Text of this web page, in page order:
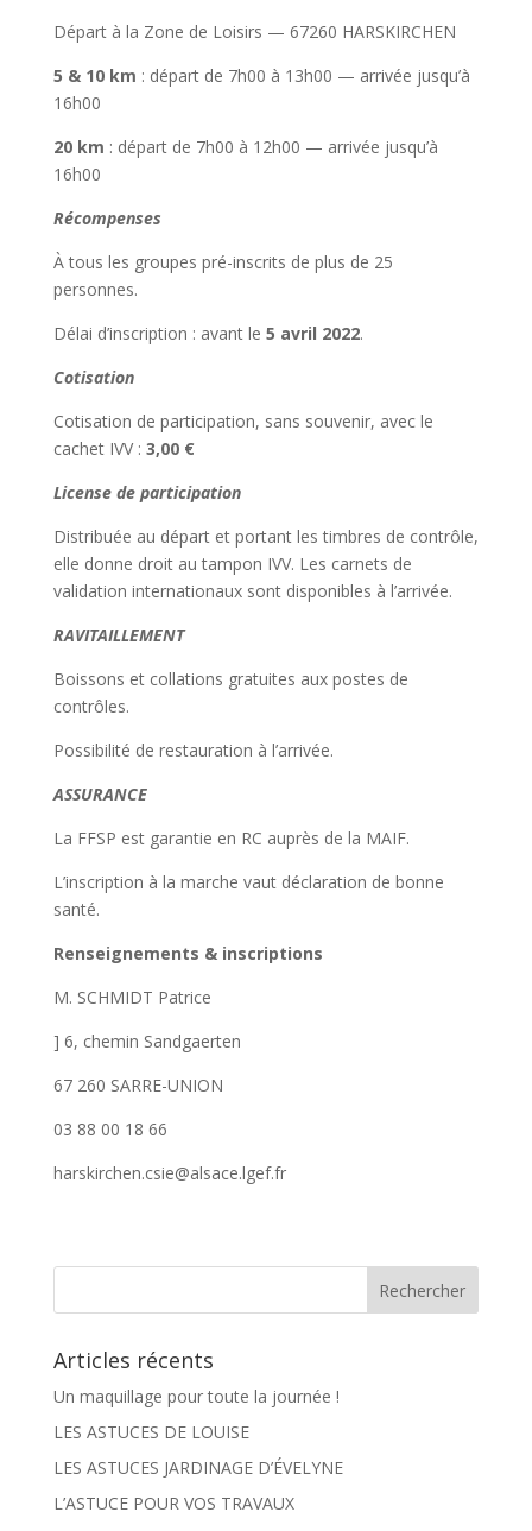
Départ à la Zone de Loisirs — 67260 HARSKIRCHEN
5 & 10 km : départ de 7h00 à 13h00 — arrivée jusqu’à
16h00
20 km : départ de 7h00 à 12h00 — arrivée jusqu’à
16h00
Récompenses
À tous les groupes pré-inscrits de plus de 25
personnes.
Délai d’inscription : avant le 5 avril 2022.
Cotisation
Cotisation de participation, sans souvenir, avec le
cachet IVV : 3,00 €
License de participation
Distribuée au départ et portant les timbres de contrôle,
elle donne droit au tampon IVV. Les carnets de
validation internationaux sont disponibles à l’arrivée.
RAVITAILLEMENT
Boissons et collations gratuites aux postes de
contrôles.
Possibilité de restauration à l’arrivée.
ASSURANCE
La FFSP est garantie en RC auprès de la MAIF.
L’inscription à la marche vaut déclaration de bonne
santé.
Renseignements & inscriptions
M. SCHMIDT Patrice
] 6, chemin Sandgaerten
67 260 SARRE-UNION
03 88 00 18 66
harskirchen.csie@alsace.lgef.fr
Articles récents
Un maquillage pour toute la journée !
LES ASTUCES DE LOUISE
LES ASTUCES JARDINAGE D’ÉVELYNE
L’ASTUCE POUR VOS TRAVAUX